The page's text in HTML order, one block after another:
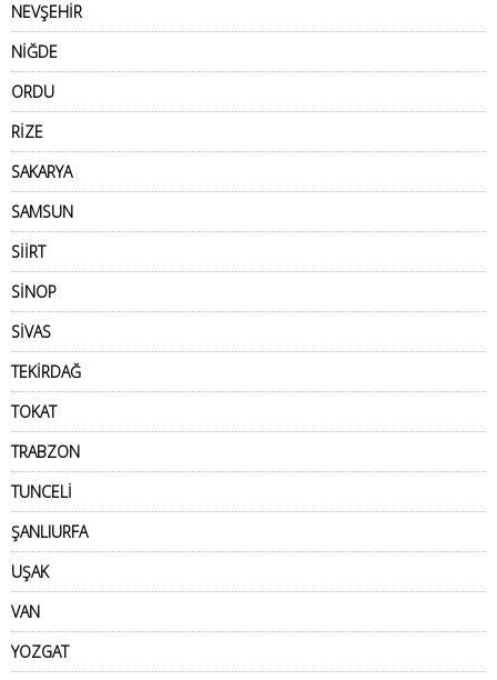
NEVŞEHİR
NİĞDE
ORDU
RİZE
SAKARYA
SAMSUN
SİİRT
SİNOP
SİVAS
TEKİRDAĞ
TOKAT
TRABZON
TUNCELİ
ŞANLIURFA
UŞAK
VAN
YOZGAT